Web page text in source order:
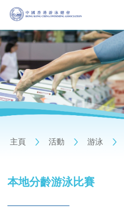
主頁 活動 游泳
本地分齡游泳比賽